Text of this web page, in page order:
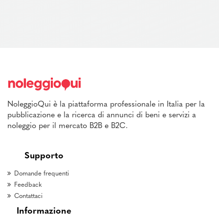
NoleggioQui è la piattaforma professionale in Italia per la
pubblicazione e la ricerca di annunci di beni e servizi a
noleggio per il mercato B2B e B2C.
Supporto
Domande frequenti
Feedback
Contattaci
Informazione